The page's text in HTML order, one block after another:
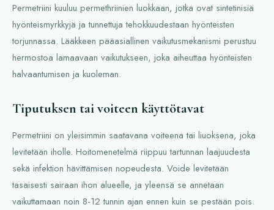
Permetriini kuuluu permethriinien luokkaan, jotka ovat sintetinisiä
hyönteismyrkkyjä ja tunnettuja tehokkuudestaan hyönteisten
torjunnassa. Lääkkeen pääasiallinen vaikutusmekanismi perustuu
hermostoa lamaavaan vaikutukseen, joka aiheuttaa hyönteisten
halvaantumisen ja kuoleman.
Tiputuksen tai voiteen käyttötavat
Permetriini on yleisimmin saatavana voiteena tai liuoksena, joka
levitetään iholle. Hoitomenetelmä riippuu tartunnan laajuudesta
sekä infektion hävittämisen nopeudesta. Voide levitetään
tasaisesti sairaan ihon alueelle, ja yleensä se annetaan
vaikuttamaan noin 8-12 tunnin ajan ennen kuin se pestään pois.